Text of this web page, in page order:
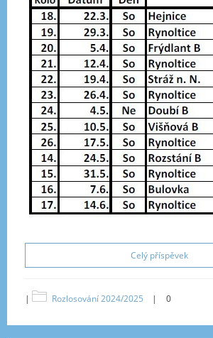
Celý příspěvek
| Rozlosování 2024/2025 | 0